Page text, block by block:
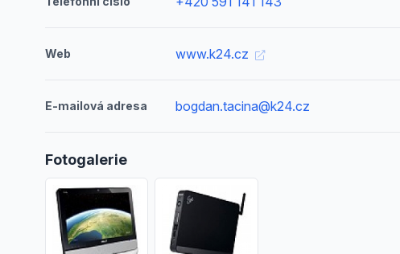
Web www.k24.cz
E-mailová adresa bogdan.tacina@k24.cz
Fotogalerie